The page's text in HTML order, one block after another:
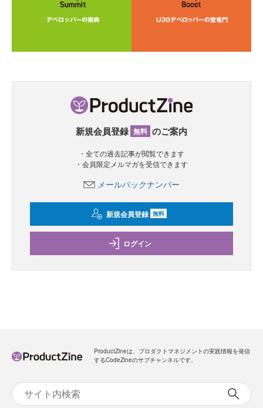
新規会員登録 無料 のご案内
・全ての過去記事が閲覧できます
・会員限定メルマガを受信できます
メールバックナンバー
新規会員登録 無料
ログイン
ProductZineは、プロダクトマネジメントの実践情報を発信
するCodeZineのサブチャンネルです。